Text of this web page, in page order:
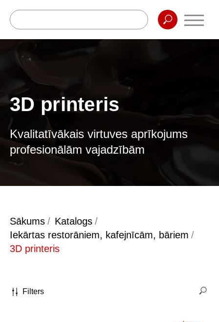
3D printeris
Kvalitatīvākais virtuves aprīkojums
profesionālām vajadzībām
Sākums / Katalogs /
Iekārtas restorāniem, kafejnīcām, bāriem /
3D printeris
Filters